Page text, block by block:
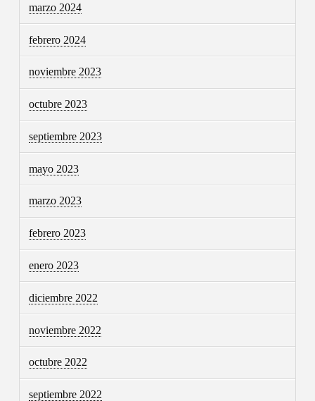
marzo 2024
febrero 2024
noviembre 2023
octubre 2023
septiembre 2023
mayo 2023
marzo 2023
febrero 2023
enero 2023
diciembre 2022
noviembre 2022
octubre 2022
septiembre 2022